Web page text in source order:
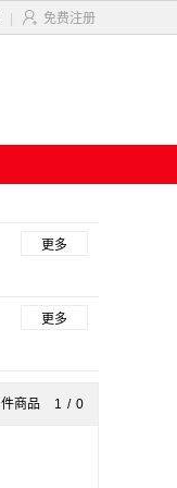
 免费注册
更多
更多
件商品 1 / 0